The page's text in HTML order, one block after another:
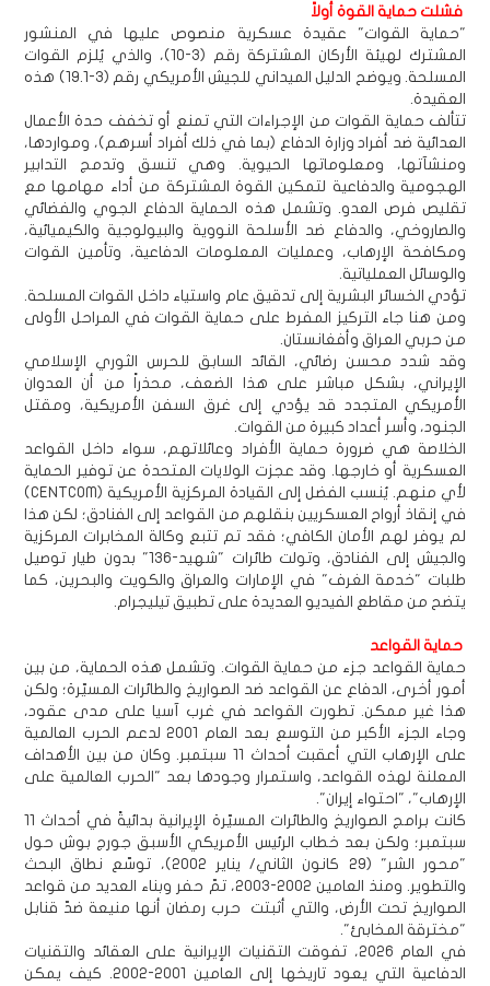
فشلت حماية القوة أولاً
"حماية القوات" عقيدة عسكرية منصوص عليها في المنشور
المشترك لهيئة الأركان المشتركة رقم (3-10)، والذي يُلزم القوات
المسلحة. ويوضح الدليل الميداني للجيش الأمريكي رقم (3-19.1) هذه
العقيدة.
تتألف حماية القوات من الإجراءات التي تمنع أو تخفف حدة الأعمال
العدائية ضد أفراد وزارة الدفاع (بما في ذلك أفراد أسرهم)، ومواردها،
ومنشآتها، ومعلوماتها الحيوية. وهي تنسق وتدمج التدابير
الهجومية والدفاعية لتمكين القوة المشتركة من أداء مهامها مع
تقليص فرص العدو. وتشمل هذه الحماية الدفاع الجوي والفضائي
والصاروخي، والدفاع ضد الأسلحة النووية والبيولوجية والكيميائية،
ومكافحة الإرهاب، وعمليات المعلومات الدفاعية، وتأمين القوات
والوسائل العملياتية.
تؤدي الخسائر البشرية إلى تدقيق عام واستياء داخل القوات المسلحة.
ومن هنا جاء التركيز المفرط على حماية القوات في المراحل الأولى
من حربي العراق وأفغانستان.
وقد شدد محسن رضائي، القائد السابق للحرس الثوري الإسلامي
الإيراني، بشكل مباشر على هذا الضعف، محذراً من أن العدوان
الأمريكي المتجدد قد يؤدي إلى غرق السفن الأمريكية، ومقتل
الجنود، وأسر أعداد كبيرة من القوات.
الخلاصة هي ضرورة حماية الأفراد وعائلاتهم، سواء داخل القواعد
العسكرية أو خارجها. وقد عجزت الولايات المتحدة عن توفير الحماية
لأي منهم. يُنسب الفضل إلى القيادة المركزية الأمريكية (CENTCOM)
في إنقاذ أرواح العسكريين بنقلهم من القواعد إلى الفنادق؛ لكن هذا
لم يوفر لهم الأمان الكافي؛ فقد تم تتبع وكالة المخابرات المركزية
والجيش إلى الفنادق، وتولت طائرات "شهيد-136" بدون طيار توصيل
طلبات "خدمة الغرف" في الإمارات والعراق والكويت والبحرين، كما
يتضح من مقاطع الفيديو العديدة على تطبيق تيليجرام.
حماية القواعد
حماية القواعد جزء من حماية القوات. وتشمل هذه الحماية، من بين
أمور أخرى، الدفاع عن القواعد ضد الصواريخ والطائرات المسيّرة؛ ولكن
هذا غير ممكن. تطورت القواعد في غرب آسيا على مدى عقود،
وجاء الجزء الأكبر من التوسع بعد العام 2001 لدعم الحرب العالمية
على الإرهاب التي أعقبت أحداث 11 سبتمبر. وكان من بين الأهداف
المعلنة لهذه القواعد، واستمرار وجودها بعد "الحرب العالمية على
الإرهاب"، "احتواء إيران".
كانت برامج الصواريخ والطائرات المسيّرة الإيرانية بدائيةً في أحداث 11
سبتمبر؛ ولكن بعد خطاب الرئيس الأمريكي الأسبق جورج بوش حول
"محور الشر" (29 كانون الثاني/ يناير 2002)، توسّع نطاق البحث
والتطوير. ومنذ العامين 2002-2003، تمّ حفر وبناء العديد من قواعد
الصواريخ تحت الأرض، والتي أثبتت حرب رمضان أنها منيعة ضدّ قنابل
"مخترقة المخابئ".
في العام 2026، تفوقت التقنيات الإيرانية على العقائد والتقنيات
الدفاعية التي يعود تاريخها إلى العامين 2001-2002. كيف يمكن